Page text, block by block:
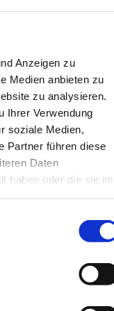
Anzeigen zu
Medien anbieten zu
zu analysieren.
Ihrer Verwendung
soziale Medien,
Partner führen diese
Daten
haben oder die sie im
Next